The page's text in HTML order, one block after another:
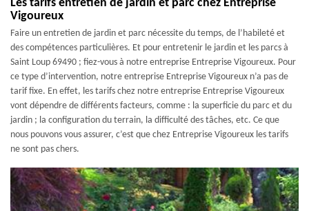
Les tarifs entretien de jardin et parc chez Entreprise
Vigoureux
Faire un entretien de jardin et parc nécessite du temps, de l’habileté et
des compétences particulières. Et pour entretenir le jardin et les parcs à
Saint Loup 69490 ; fiez-vous à notre entreprise Entreprise Vigoureux. Pour
ce type d’intervention, notre entreprise Entreprise Vigoureux n’a pas de
tarif fixe. En effet, les tarifs chez notre entreprise Entreprise Vigoureux
vont dépendre de différents facteurs, comme : la superficie du parc et du
jardin ; la configuration du terrain, la difficulté des tâches, etc. Ce que
nous pouvons vous assurer, c’est que chez Entreprise Vigoureux les tarifs
ne sont pas chers.